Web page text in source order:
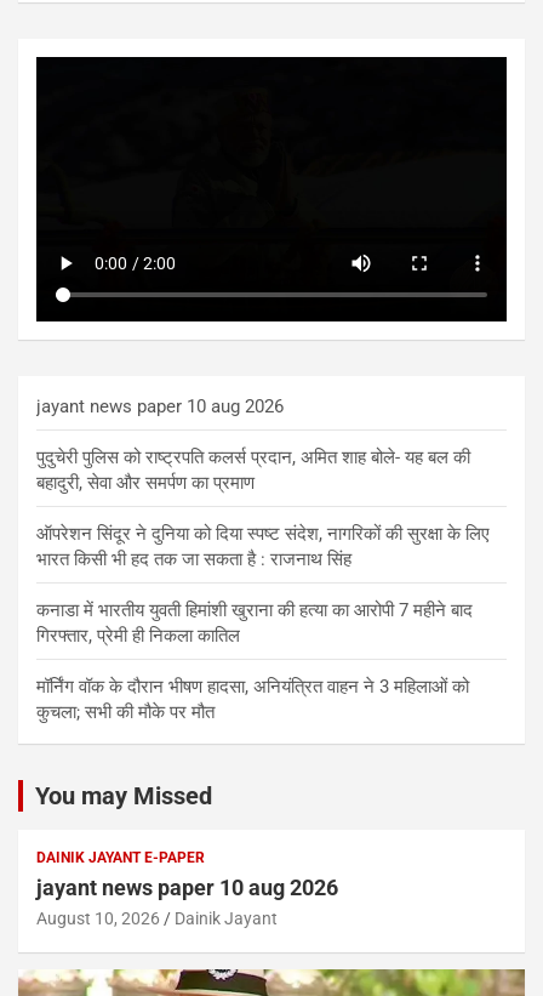
jayant news paper 10 aug 2026
पुदुचेरी पुलिस को राष्ट्रपति कलर्स प्रदान, अमित शाह बोले- यह बल की
बहादुरी, सेवा और समर्पण का प्रमाण
ऑपरेशन सिंदूर ने दुनिया को दिया स्पष्ट संदेश, नागरिकों की सुरक्षा के लिए
भारत किसी भी हद तक जा सकता है : राजनाथ सिंह
कनाडा में भारतीय युवती हिमांशी खुराना की हत्या का आरोपी 7 महीने बाद
गिरफ्तार, प्रेमी ही निकला कातिल
मॉर्निंग वॉक के दौरान भीषण हादसा, अनियंत्रित वाहन ने 3 महिलाओं को
कुचला; सभी की मौके पर मौत
You may Missed
DAINIK JAYANT E-PAPER
jayant news paper 10 aug 2026
August 10, 2026 Dainik Jayant